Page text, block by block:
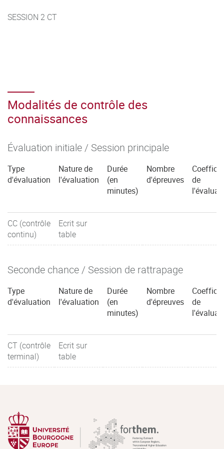
SESSION 2 CT
Modalités de contrôle des
connaissances
Évaluation initiale / Session principale
Type
d'évaluation
Nature de
l'évaluation
Durée
(en
minutes)
Nombre
d'épreuves
de
CC (contrôle
continu)
Ecrit sur
table
Seconde chance / Session de rattrapage
Type
d'évaluation
Nature de
l'évaluation
Durée
(en
minutes)
Nombre
d'épreuves
de
CT (contrôle
terminal)
Ecrit sur
table